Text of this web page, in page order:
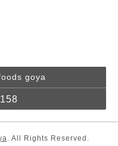
goya
. All Rights Reserved.